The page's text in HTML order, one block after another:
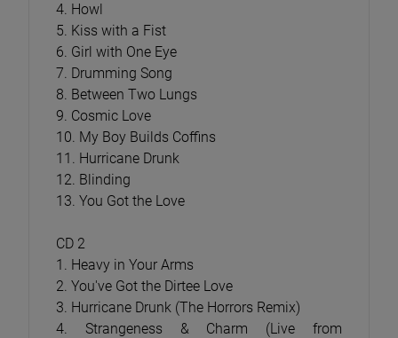
4. Howl
5. Kiss with a Fist
6. Girl with One Eye
7. Drumming Song
8. Between Two Lungs
9. Cosmic Love
10. My Boy Builds Coffins
11. Hurricane Drunk
12. Blinding
13. You Got the Love
CD 2
1. Heavy in Your Arms
2. You've Got the Dirtee Love
3. Hurricane Drunk (The Horrors Remix)
4. Strangeness & Charm (Live from